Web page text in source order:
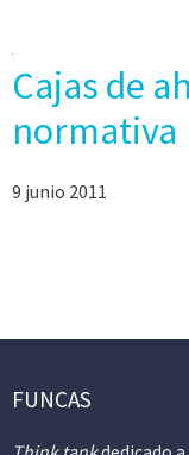
Cajas de
normativa
9 junio 2011
FUNCAS